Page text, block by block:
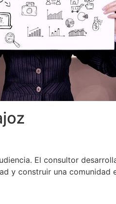
El consultor
y construir una comunidad